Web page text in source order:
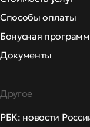
Способы оплаты
Бонусная
Документы
Другое
РБК: новости